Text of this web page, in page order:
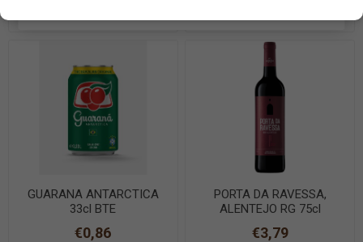
GUARANA ANTARCTICA
33cl BTE
€0,86
PORTA DA RAVESSA,
ALENTEJO RG 75cl
€3,79